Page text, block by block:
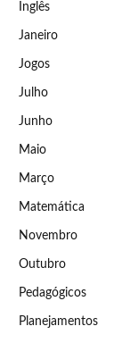
Inglês
Janeiro
Jogos
Julho
Junho
Maio
Março
Matemática
Novembro
Outubro
Pedagógicos
Planejamentos